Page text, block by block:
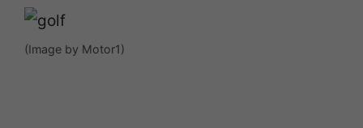
(Image by Motor1)